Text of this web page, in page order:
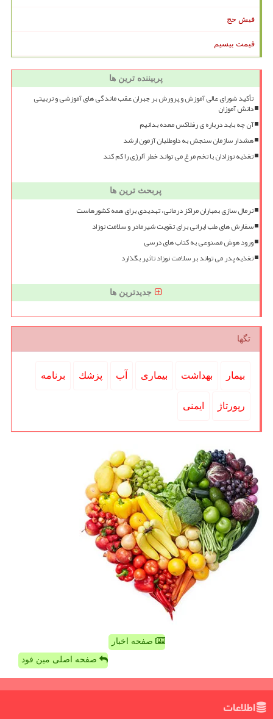
فیش حج
قیمت بیسیم
پربیننده ترین ها
تأکید شورای عالی آموزش و پرورش بر جبران عقب ماندگی های آموزشی و تربیتی
دانش آموزان
آن چه باید درباره ی رفلاکس معده بدانیم
هشدار سازمان سنجش به داوطلبان آزمون ارشد
تغذیه نوزادان با تخم مرغ می تواند خطر آلرژی را کم کند
پربحث ترین ها
نرمال سازی بمباران مراکز درمانی، تهدیدی برای همه کشورهاست
سفارش های طب ایرانی برای تقویت شیرمادر و سلامت نوزاد
ورود هوش مصنوعی به کتاب های درسی
تغذیه پدر می تواند بر سلامت نوزاد تاثیر بگذارد
جدیدترین ها
تگها
بیمار بهداشت بیماری آب پزشك برنامه
رپورتاژ ایمنی
صفحه اخبار
صفحه اصلی مین فود
اطلاعات